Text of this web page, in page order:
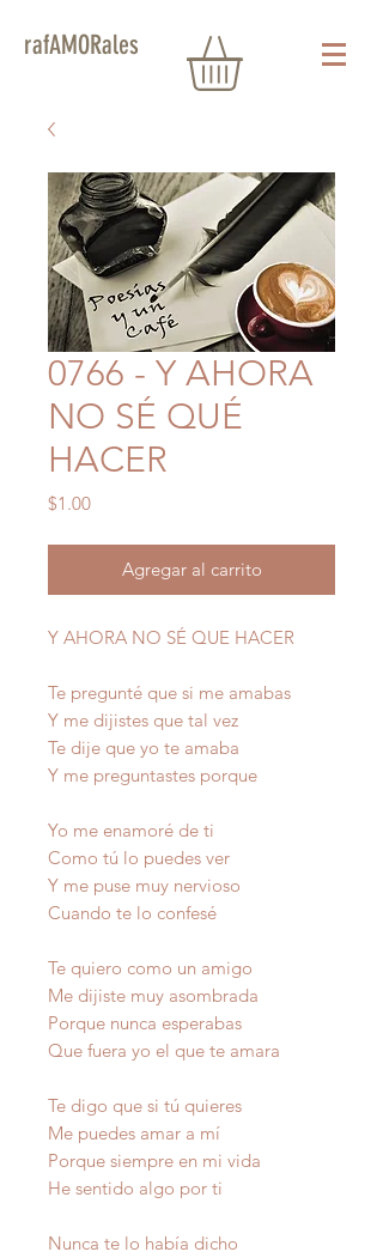
rafAMORales
0766 - Y AHORA
NO SÉ QUÉ
HACER
$1.00Precio
Agregar al carrito
Y AHORA NO SÉ QUE HACER
Te pregunté que si me amabas
Y me dijistes que tal vez
Te dije que yo te amaba
Y me preguntastes porque
Yo me enamoré de ti
Como tú lo puedes ver
Y me puse muy nervioso
Cuando te lo confesé
Te quiero como un amigo
Me dijiste muy asombrada
Porque nunca esperabas
Que fuera yo el que te amara
Te digo que si tú quieres
Me puedes amar a mí
Porque siempre en mi vida
He sentido algo por ti
Nunca te lo había dicho